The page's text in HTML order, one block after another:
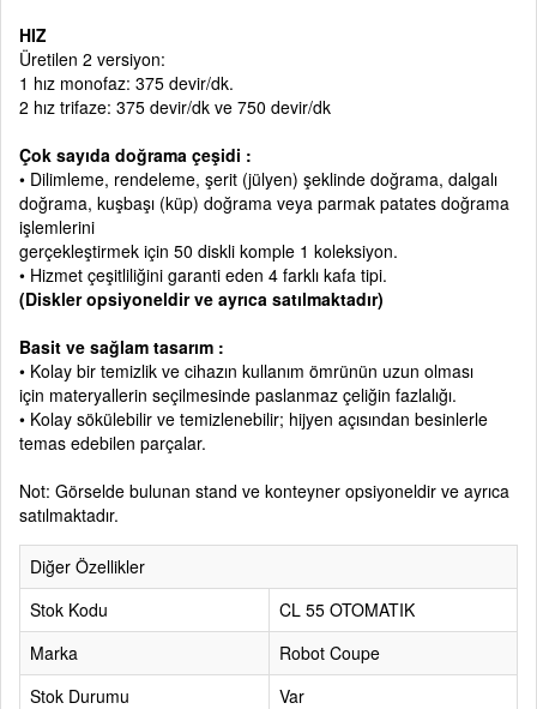
HIZ
Üretilen 2 versiyon:
1 hız monofaz: 375 devir/dk.
2 hız trifaze: 375 devir/dk ve 750 devir/dk
Çok sayıda doğrama çeşidi :
• Dilimleme, rendeleme, şerit (jülyen) şeklinde doğrama, dalgalı
doğrama, kuşbaşı (küp) doğrama veya parmak patates doğrama
işlemlerini
gerçekleştirmek için 50 diskli komple 1 koleksiyon.
• Hizmet çeşitliliğini garanti eden 4 farklı kafa tipi.
(Diskler opsiyoneldir ve ayrıca satılmaktadır)
Basit ve sağlam tasarım :
• Kolay bir temizlik ve cihazın kullanım ömrünün uzun olması
için materyallerin seçilmesinde paslanmaz çeliğin fazlalığı.
• Kolay sökülebilir ve temizlenebilir; hijyen açısından besinlerle
temas edebilen parçalar.
Not: Görselde bulunan stand ve konteyner opsiyoneldir ve ayrıca
satılmaktadır.
Diğer Özellikler
Stok Kodu
CL 55 OTOMATIK
Marka
Robot Coupe
Stok Durumu
Var